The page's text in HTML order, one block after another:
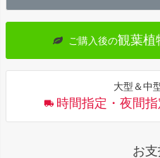
ご購入後の観葉植
大型＆中
時間指定・夜間
お